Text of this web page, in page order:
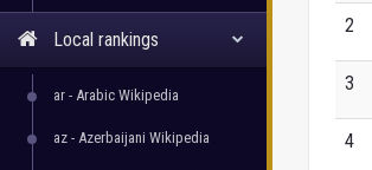
Local rankings
ar - Arabic Wikipedia
az - Azerbaijani Wikipedia
2
3
4